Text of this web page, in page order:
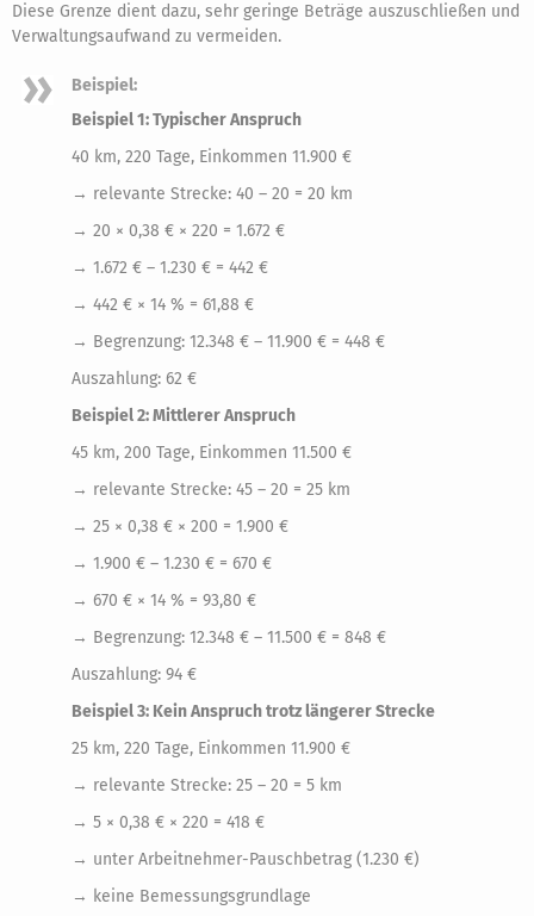
Diese Grenze dient dazu, sehr geringe Beträge auszuschließen und
Verwaltungsaufwand zu vermeiden.
Beispiel:
Beispiel 1: Typischer Anspruch
40 km, 220 Tage, Einkommen 11.900 €
→ relevante Strecke: 40 – 20 = 20 km
→ 20 × 0,38 € × 220 = 1.672 €
→ 1.672 € – 1.230 € = 442 €
→ 442 € × 14 % = 61,88 €
→ Begrenzung: 12.348 € – 11.900 € = 448 €
Auszahlung: 62 €
Beispiel 2: Mittlerer Anspruch
45 km, 200 Tage, Einkommen 11.500 €
→ relevante Strecke: 45 – 20 = 25 km
→ 25 × 0,38 € × 200 = 1.900 €
→ 1.900 € – 1.230 € = 670 €
→ 670 € × 14 % = 93,80 €
→ Begrenzung: 12.348 € – 11.500 € = 848 €
Auszahlung: 94 €
Beispiel 3: Kein Anspruch trotz längerer Strecke
25 km, 220 Tage, Einkommen 11.900 €
→ relevante Strecke: 25 – 20 = 5 km
→ 5 × 0,38 € × 220 = 418 €
→ unter Arbeitnehmer-Pauschbetrag (1.230 €)
→ keine Bemessungsgrundlage